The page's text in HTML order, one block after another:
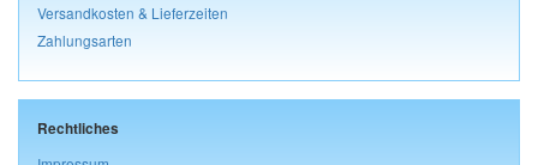
Versandkosten & Lieferzeiten
Zahlungsarten
Rechtliches